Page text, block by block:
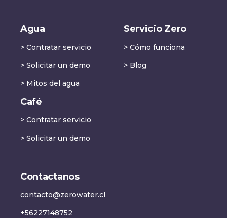
Agua
> Contratar servicio
> Solicitar un demo
> Mitos del agua
Café
> Contratar servicio
> Solicitar un demo
Servicio Zero
> Cómo funciona
> Blog
Contactanos
contacto@zerowater.cl
+56227148752